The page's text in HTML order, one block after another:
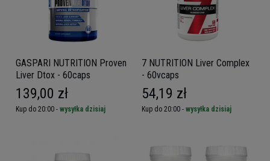
GASPARI NUTRITION Proven
Liver Dtox - 60caps
139,00 zł
Kup do 20:00 - wysyłka dzisiaj
7 NUTRITION Liver Complex
- 60vcaps
54,19 zł
Kup do 20:00 - wysyłka dzisiaj